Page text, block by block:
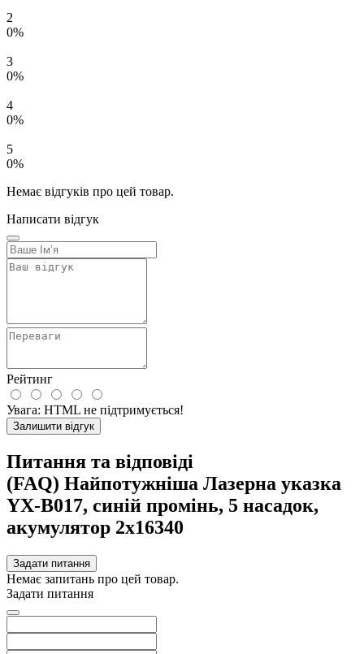
2
0%
3
0%
4
0%
5
0%
Немає відгуків про цей товар.
Написати відгук
Рейтинг
Увага: HTML не підтримується!
Залишити відгук
Питання та відповіді
(FAQ) Найпотужніша Лазерна указка
YX-B017, синій промінь, 5 насадок,
акумулятор 2х16340
Задати питання
Немає запитань про цей товар.
Задати питання